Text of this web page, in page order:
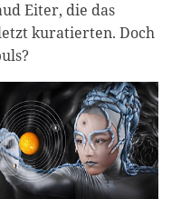
Eiter, die das
kuratierten. Doch